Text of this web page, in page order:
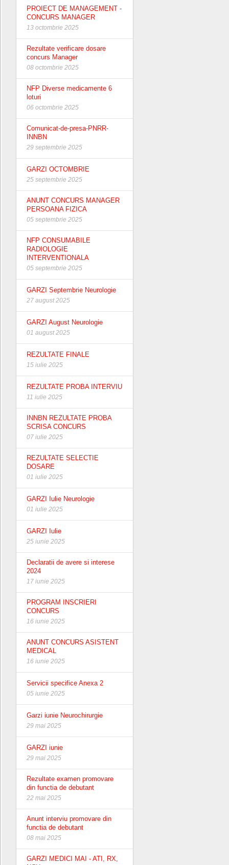
PROIECT DE MANAGEMENT -
CONCURS MANAGER
13 octombrie 2025
Rezultate verificare dosare
concurs Manager
08 octombrie 2025
NFP Diverse medicamente 6
loturi
06 octombrie 2025
Comunicat-de-presa-PNRR-
INNBN
29 septembrie 2025
GARZI OCTOMBRIE
25 septembrie 2025
ANUNT CONCURS MANAGER
PERSOANA FIZICA
05 septembrie 2025
NFP CONSUMABILE
RADIOLOGIE
INTERVENTIONALA
05 septembrie 2025
GARZI Septembrie Neurologie
27 august 2025
GARZI August Neurologie
01 august 2025
REZULTATE FINALE
15 iulie 2025
REZULTATE PROBA INTERVIU
11 iulie 2025
INNBN REZULTATE PROBA
SCRISA CONCURS
07 iulie 2025
REZULTATE SELECTIE
DOSARE
01 iulie 2025
GARZI Iulie Neurologie
01 iulie 2025
GARZI Iulie
25 iunie 2025
Declaratii de avere si interese
2024
17 iunie 2025
PROGRAM INSCRIERI
CONCURS
16 iunie 2025
ANUNT CONCURS ASISTENT
MEDICAL
16 iunie 2025
Servicii specifice Anexa 2
05 iunie 2025
Garzi iunie Neurochirurgie
29 mai 2025
GARZI iunie
29 mai 2025
Rezultate examen promovare
din functia de debutant
22 mai 2025
Anunt interviu promovare din
functia de debutant
08 mai 2025
GARZI MEDICI MAI - ATI, RX,